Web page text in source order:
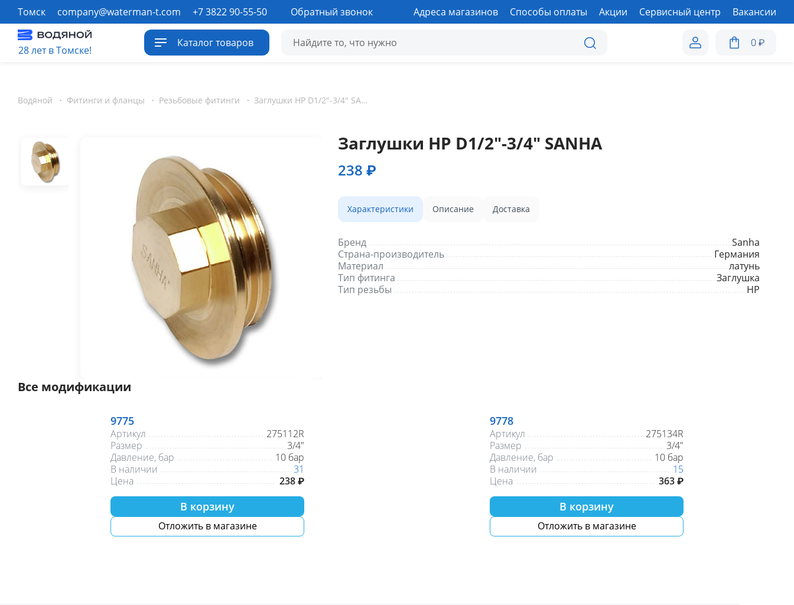
Томск company@waterman-t.com +7 3822 90-55-50 Обратный звонок Адреса магазинов Способы оплаты Акции Сервисный центр Вакансии
28 лет в Томске!
Каталог товаров 0₽
Водяной · Фитинги и фланцы · Резьбовые фитинги · Заглушки НР D1/2"-3/4" SANHA
Заглушки НР D1/2"-3/4" SANHA
238 ₽
Характеристики Описание Доставка
Бренд
Sanha
Страна-производитель
Германия
Материал
латунь
Тип фитинга
Заглушка
Тип резьбы
НР
Все модификации
9775
Артикул
275112R
Размер
3/4"
Давление, бар
10 бар
В наличии
31
Цена
238 ₽
В корзину
Отложить в магазине
9778
Артикул
275134R
Размер
3/4"
Давление, бар
10 бар
В наличии
15
Цена
363 ₽
В корзину
Отложить в магазине